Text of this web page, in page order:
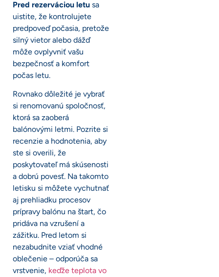
Pred rezerváciou letu sa
uistite, že kontrolujete
predpoveď počasia, pretože
silný vietor alebo dážď
môže ovplyvniť vašu
bezpečnosť a komfort
počas letu.
Rovnako dôležité je vybrať
si renomovanú spoločnosť,
ktorá sa zaoberá
balónovými letmi. Pozrite si
recenzie a hodnotenia, aby
ste si overili, že
poskytovateľ má skúsenosti
a dobrú povesť. Na takomto
letisku si môžete vychutnať
aj prehliadku procesov
prípravy balónu na štart, čo
pridáva na vzrušení a
zážitku. Pred letom si
nezabudnite vziať vhodné
oblečenie – odporúča sa
vrstvenie, keďže teplota vo